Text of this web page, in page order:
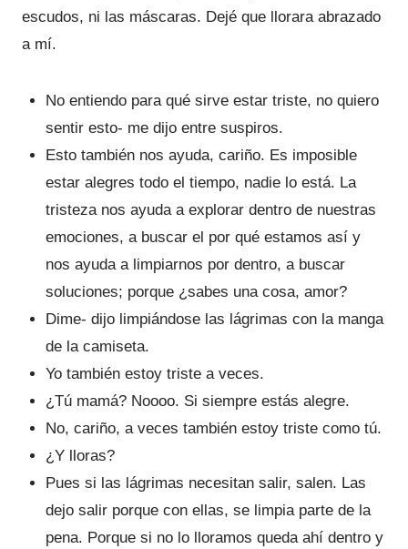
escudos, ni las máscaras. Dejé que llorara abrazado
a mí.
No entiendo para qué sirve estar triste, no quiero
sentir esto- me dijo entre suspiros.
Esto también nos ayuda, cariño. Es imposible
estar alegres todo el tiempo, nadie lo está. La
tristeza nos ayuda a explorar dentro de nuestras
emociones, a buscar el por qué estamos así y
nos ayuda a limpiarnos por dentro, a buscar
soluciones; porque ¿sabes una cosa, amor?
Dime- dijo limpiándose las lágrimas con la manga
de la camiseta.
Yo también estoy triste a veces.
¿Tú mamá? Noooo. Si siempre estás alegre.
No, cariño, a veces también estoy triste como tú.
¿Y lloras?
Pues si las lágrimas necesitan salir, salen. Las
dejo salir porque con ellas, se limpia parte de la
pena. Porque si no lo lloramos queda ahí dentro y